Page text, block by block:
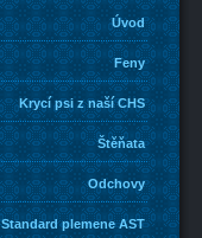
Úvod
Feny
Krycí psi z naší CHS
Štěňata
Odchovy
Standard plemene AST